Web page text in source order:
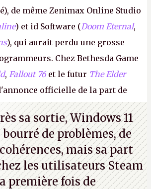
de même Zenimax Online Studio
) et id Software (Doom Eternal,
), qui aurait perdu une grosse
Chez Bethesda Game
, Fallout 76 et le futur The Elder
officielle de la part de
syndicat des employés confirme
A.
sa sortie, Windows 11
de problèmes, de
mais sa part
les utilisateurs Steam
première fois de